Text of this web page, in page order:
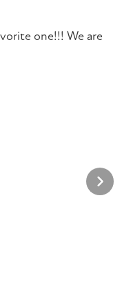
heading
description